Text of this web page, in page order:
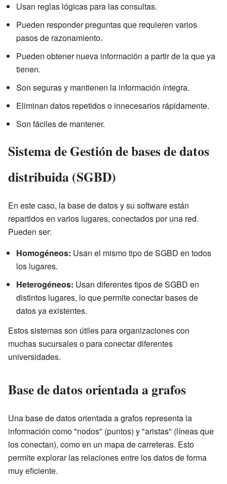
Usan reglas lógicas para las consultas.
Pueden responder preguntas que requieren varios
pasos de razonamiento.
Pueden obtener nueva información a partir de la que ya
tienen.
Son seguras y mantienen la información íntegra.
Eliminan datos repetidos o innecesarios rápidamente.
Son fáciles de mantener.
Sistema de Gestión de bases de datos
distribuida (SGBD)
En este caso, la base de datos y su software están
repartidos en varios lugares, conectados por una red.
Pueden ser:
Homogéneos: Usan el mismo tipo de SGBD en todos
los lugares.
Heterogéneos: Usan diferentes tipos de SGBD en
distintos lugares, lo que permite conectar bases de
datos ya existentes.
Estos sistemas son útiles para organizaciones con
muchas sucursales o para conectar diferentes
universidades.
Base de datos orientada a grafos
Una base de datos orientada a grafos representa la
información como "nodos" (puntos) y "aristas" (líneas que
los conectan), como en un mapa de carreteras. Esto
permite explorar las relaciones entre los datos de forma
muy eficiente.